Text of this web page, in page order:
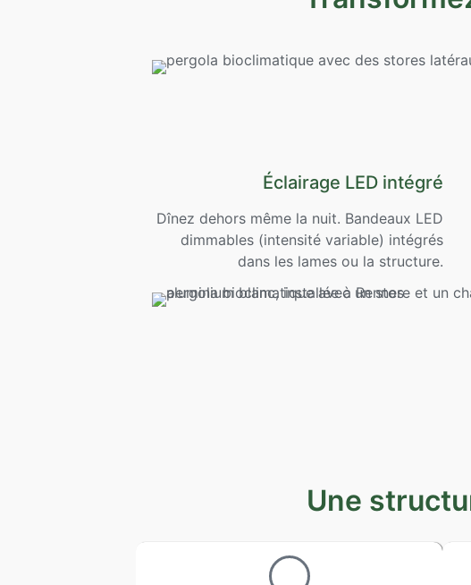
Éclairage LED intégré
Dînez dehors même la nuit. Bandeaux LED
dimmables (intensité variable) intégrés
dans les lames ou la structure.
Une